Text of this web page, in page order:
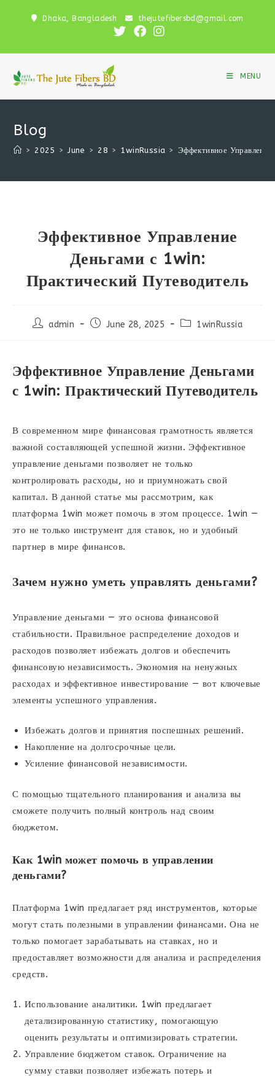
Dhaka, Bangladesh thejutefibersbd@gmail.com
MENU
Blog
> 2025 > June > 28 > 1winRussia > Эффективное
Эффективное Управление
Деньгами с 1win:
Практический Путеводитель
Postadmin
PostJune 28, 2025
Post1winRussia
Эффективное Управление Деньгами
с 1win: Практический Путеводитель
В современном мире финансовая грамотность является
важной составляющей успешной жизни. Эффективное
управление деньгами позволяет не только
контролировать расходы, но и приумножать свой
капитал. В данной статье мы рассмотрим, как
платформа 1win может помочь в этом процессе. 1win —
это не только инструмент для ставок, но и удобный
партнер в мире финансов.
Зачем нужно уметь управлять деньгами?
Управление деньгами — это основа финансовой
стабильности. Правильное распределение доходов и
расходов позволяет избежать долгов и обеспечить
финансовую независимость. Экономия на ненужных
расходах и эффективное инвестирование — вот ключевые
элементы успешного управления.
Избежать долгов и принятия поспешных решений.
Накопление на долгосрочные цели.
Усиление финансовой независимости.
С помощью тщательного планирования и анализа вы
сможете получить полный контроль над своим
бюджетом.
Как 1win может помочь в управлении
деньгами?
Платформа 1win предлагает ряд инструментов, которые
могут стать полезными в управлении финансами. Она не
только помогает зарабатывать на ставках, но и
предоставляет возможности для анализа и распределения
средств.
Использование аналитики. 1win предлагает
детализированную статистику, помогающую
оценить результаты и оптимизировать стратегии.
Управление бюджетом ставок. Ограничение на
сумму ставки позволяет избежать потерь и